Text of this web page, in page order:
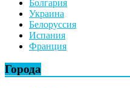
Болгария
Украина
Белоруссия
Испания
Франция
Города